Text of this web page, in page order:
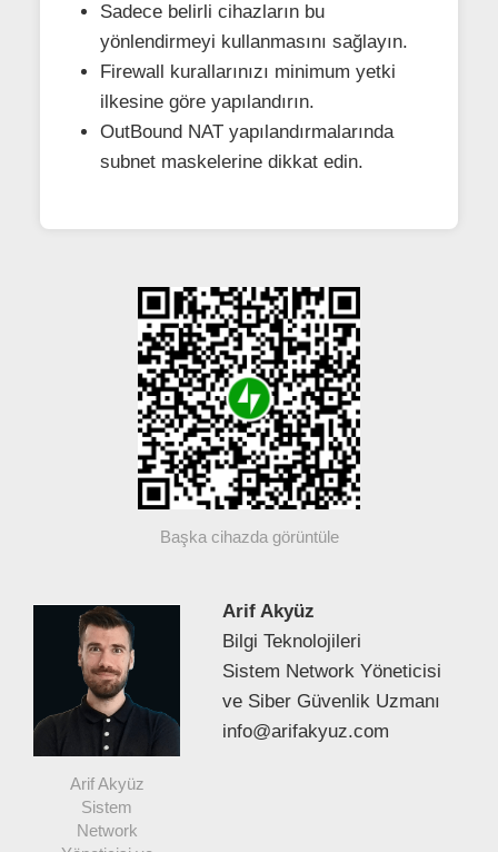
Sadece belirli cihazların bu
yönlendirmeyi kullanmasını sağlayın.
Firewall kurallarınızı minimum yetki
ilkesine göre yapılandırın.
OutBound NAT yapılandırmalarında
subnet maskelerine dikkat edin.
Başka cihazda görüntüle
Arif Akyüz
Sistem
Network
Arif Akyüz
Bilgi Teknolojileri
Sistem Network Yöneticisi
ve Siber Güvenlik Uzmanı
info@arifakyuz.com